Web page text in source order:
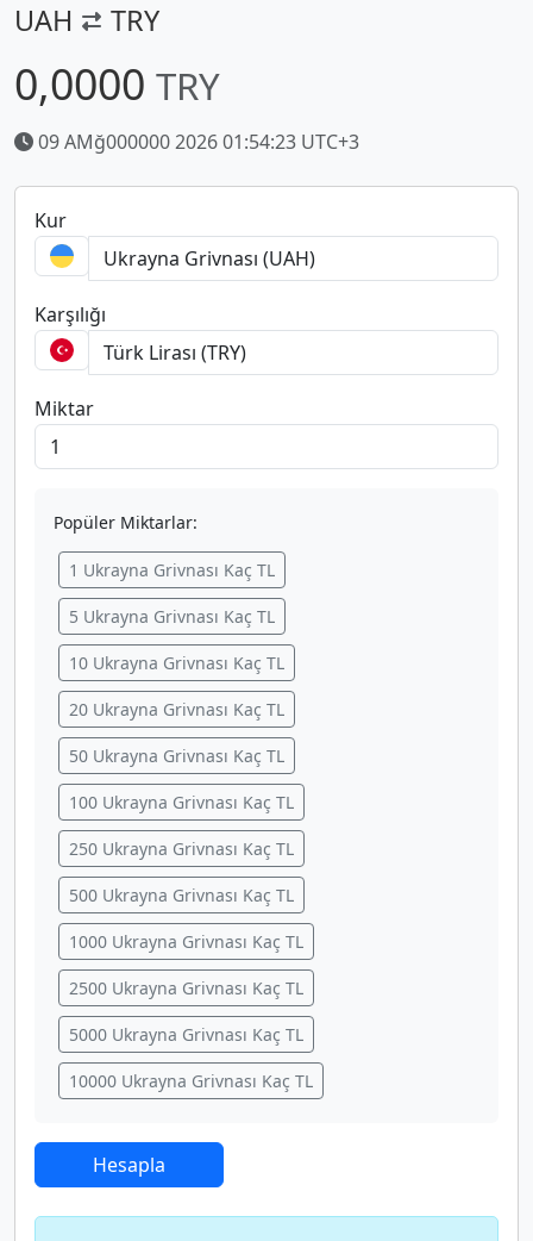
UAH TRY
0,0000 TRY
09 AMğ000000 2026 01:54:23 UTC+3
Kur
Karşılığı
Miktar
Popüler Miktarlar:
1 Ukrayna Grivnası Kaç TL
5 Ukrayna Grivnası Kaç TL
10 Ukrayna Grivnası Kaç TL
20 Ukrayna Grivnası Kaç TL
50 Ukrayna Grivnası Kaç TL
100 Ukrayna Grivnası Kaç TL
250 Ukrayna Grivnası Kaç TL
500 Ukrayna Grivnası Kaç TL
1000 Ukrayna Grivnası Kaç TL
2500 Ukrayna Grivnası Kaç TL
5000 Ukrayna Grivnası Kaç TL
10000 Ukrayna Grivnası Kaç TL
Hesapla